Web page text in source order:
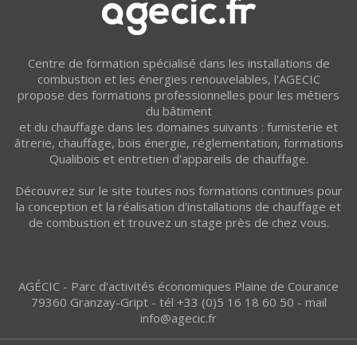
Centre de formation spécialisé dans les installations de
combustion et les énergies renouvelables, l'AGECIC
propose des formations professionnelles pour les métiers
du bâtiment
et du chauffage dans les domaines suivants : fumisterie et
âtrerie, chauffage, bois énergie, réglementation, formations
Qualibois et entretien d'appareils de chauffage.
Découvrez sur le site toutes nos formations continues pour
la conception et la réalisation d'installations de chauffage et
de combustion et trouvez un stage près de chez vous.
AGÉCIC - Parc d'activités économiques Plaine de Courance
79360 Granzay-Gript - tél +33 (0)5 16 18 60 50 - mail
info@agecic.fr